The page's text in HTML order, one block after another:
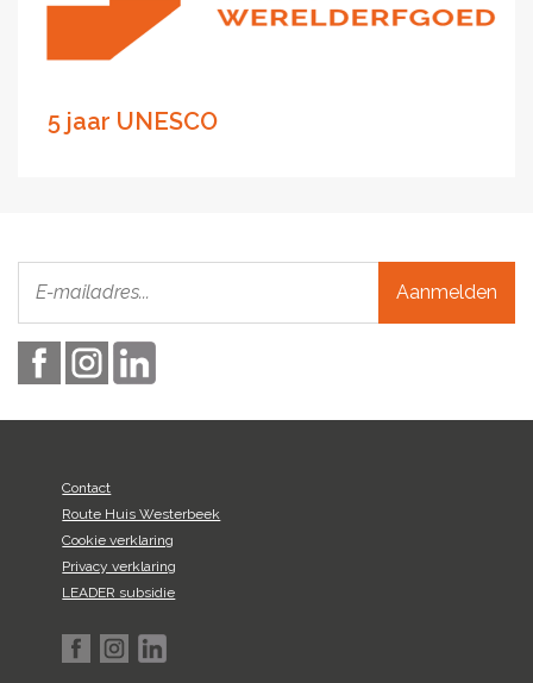
5 jaar UNESCO
Aanmelden
Contact
Route Huis Westerbeek
Cookie verklaring
Privacy verklaring
LEADER subsidie